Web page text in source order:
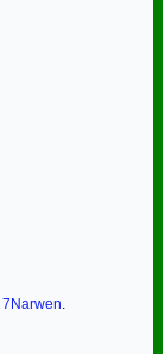
7Narwen.